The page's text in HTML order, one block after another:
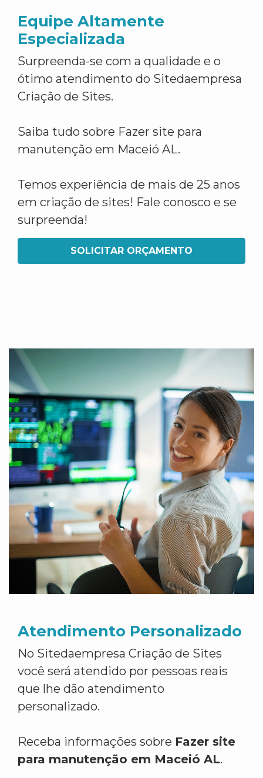
Equipe Altamente
Especializada
Surpreenda-se com a qualidade e o
ótimo atendimento do Sitedaempresa
Criação de Sites.
Saiba tudo sobre Fazer site para
manutenção em Maceió AL.
Temos experiência de mais de 25 anos
em criação de sites! Fale conosco e se
surpreenda!
SOLICITAR ORÇAMENTO
Atendimento Personalizado
No Sitedaempresa Criação de Sites
você será atendido por pessoas reais
que lhe dão atendimento
personalizado.
Receba informações sobre Fazer site
para manutenção em Maceió AL.